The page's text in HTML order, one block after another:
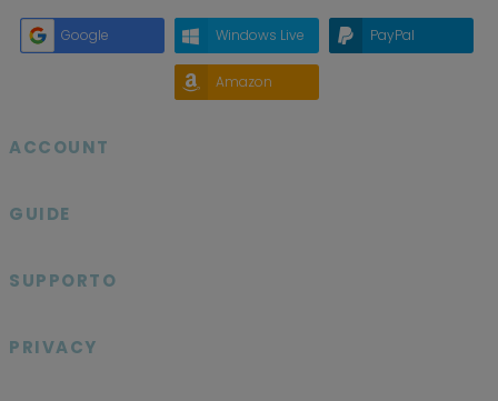
Google Windows Live PayPal
Amazon
ACCOUNT
GUIDE
SUPPORTO
PRIVACY